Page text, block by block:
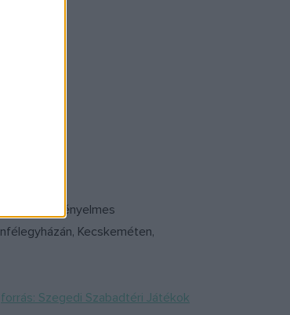
áll a kényelmes
Kecskeméten,
forrás: Szegedi Szabadtéri Játékok